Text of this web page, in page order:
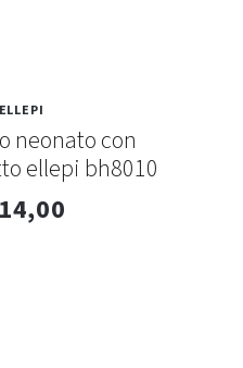
ELLEPI
neonato con
ellepi bh8010